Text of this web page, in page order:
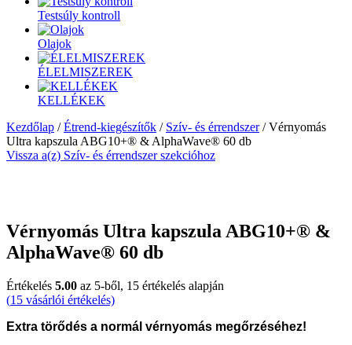
Testsúly kontroll
Olajok
ÉLELMISZEREK
KELLÉKEK
Kezdőlap /Étrend-kiegészítők / Szív- és érrendszer/ Vérnyomás
Ultra kapszula ABG10+® & AlphaWave® 60 db
Vissza a(z) Szív- és érrendszer szekcióhoz
Vérnyomás Ultra kapszula ABG10+® &
AlphaWave® 60 db
Értékelés 5.00 az 5-ből, 15 értékelés alapján
(15 vásárlói értékelés)
Extra törődés a normál vérnyomás megőrzéséhez!